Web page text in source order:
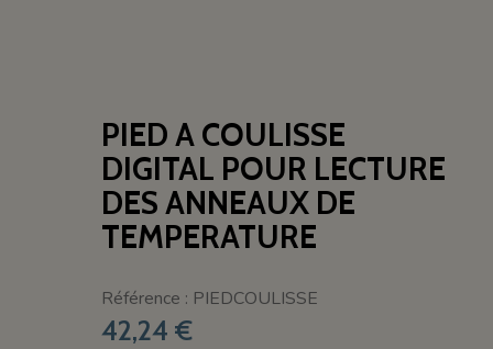
PIED A COULISSE
DIGITAL POUR LECTURE
DES ANNEAUX DE
TEMPERATURE
Référence : PIEDCOULISSE
42,24 €